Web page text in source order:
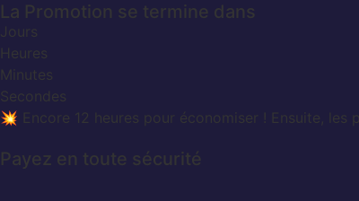
La Promotion se termine dans
Jours
Heures
Minutes
Secondes
💥 Encore 12 heures pour économiser ! Ensuite, les
Payez en toute sécurité